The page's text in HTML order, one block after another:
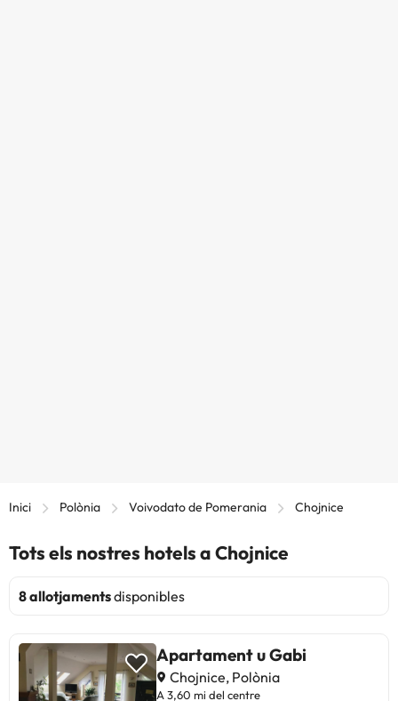
Inici Polònia Voivodato de Pomerania Chojnice
Tots els nostres hotels a Chojnice
8 allotjamentsdisponibles
Apartament u Gabi
Chojnice, Polònia
A 3,60 mi del centre